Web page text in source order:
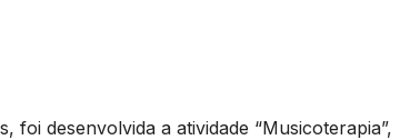
foi desenvolvida a atividade “Musicoterapia”,